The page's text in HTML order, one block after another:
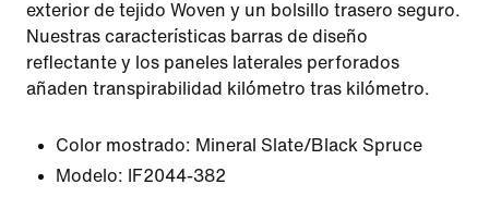
exterior de tejido Woven y un bolsillo trasero seguro.
Nuestras características barras de diseño
reflectante y los paneles laterales perforados
añaden transpirabilidad kilómetro tras kilómetro.
Color mostrado: Mineral Slate/Black Spruce
Modelo:
IF2044-382